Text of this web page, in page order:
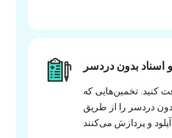
بدون دردسر
کنید. تخمین‌هایی که
دردسر را از طریق